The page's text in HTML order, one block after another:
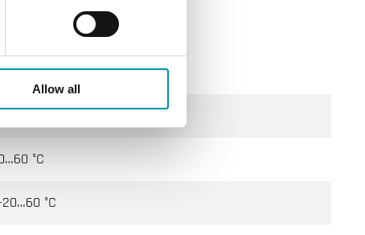
Allow all
% RH
°C
°C